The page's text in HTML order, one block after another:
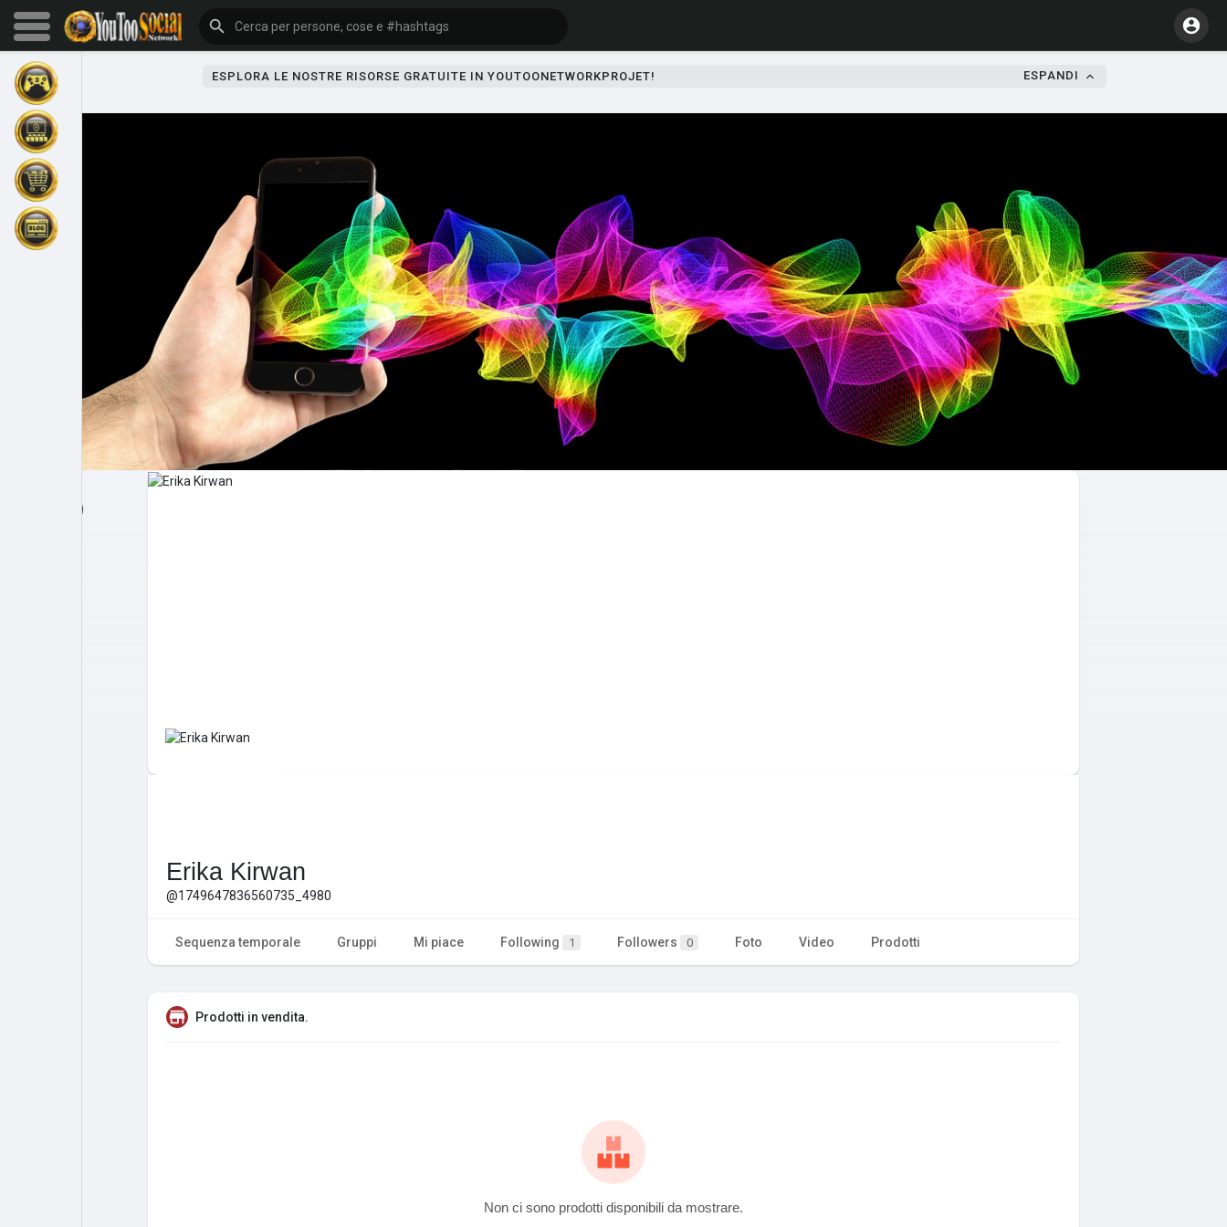
Sfoglia gli eventi
Esplorare
Post popolari Giochi
ESPLORA LE NOSTRE RISORSE GRATUITE IN YOUTOONETWORKPROJET! ESPANDI
Erika Kirwan
@1749647836560735_4980
Sequenza temporale Gruppi Mi piace Following 1 Followers 0 Foto Video Prodotti
Prodotti in vendita.
Non ci sono prodotti disponibili da mostrare.